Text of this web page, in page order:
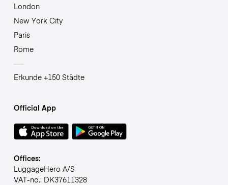
London
New York City
Paris
Rome
Erkunde +150 Städte
Official App
Offices:
LuggageHero A/S
VAT-no.: DK37611328